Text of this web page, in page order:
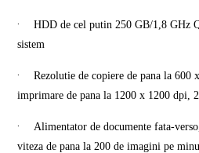
·
HDD de cel putin 250 GB/1,8 GHz
sistem
·
Rezolutie de copiere de pana la 600
imprimare de pana la 1200 x 1200 dpi,
·
Alimentator de documente fata-
viteza de pana la 200 de imagini pe